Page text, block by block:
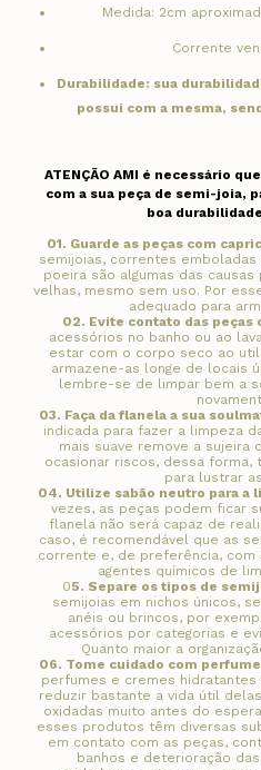
Medida: 2cm
Corrente
Durabilidade: sua
possui com a mesma,
ATENÇÃO AMI é necessário
com a sua peça de semi-joia,
boa
01. Guarde as peças com
semijoias, correntes
poeira são algumas das
velhas, mesmo sem uso. Por
adequado para
02. Evite contato das peças
acessórios no banho ou ao
estar com o corpo seco ao
armazene-as longe de locais
lembre-se de limpar bem a
03. Faça da flanela a sua
indicada para fazer a limpeza
mais suave remove a sujeira
ocasionar riscos, dessa forma,
para lustrar
04. Utilize sabão neutro para a
vezes, as peças podem ficar
flanela não será capaz de
caso, é recomendável que as
corrente e, de preferência, com
agentes químicos de
05. Separe os tipos de
semijoias em nichos únicos,
anéis ou brincos, por
acessórios por categorias e
Quanto maior a
06. Tome cuidado com
perfumes e cremes
reduzir bastante a vida útil
oxidadas muito antes do
esses produtos têm diversas
em contato com as peças,
banhos e deterioração